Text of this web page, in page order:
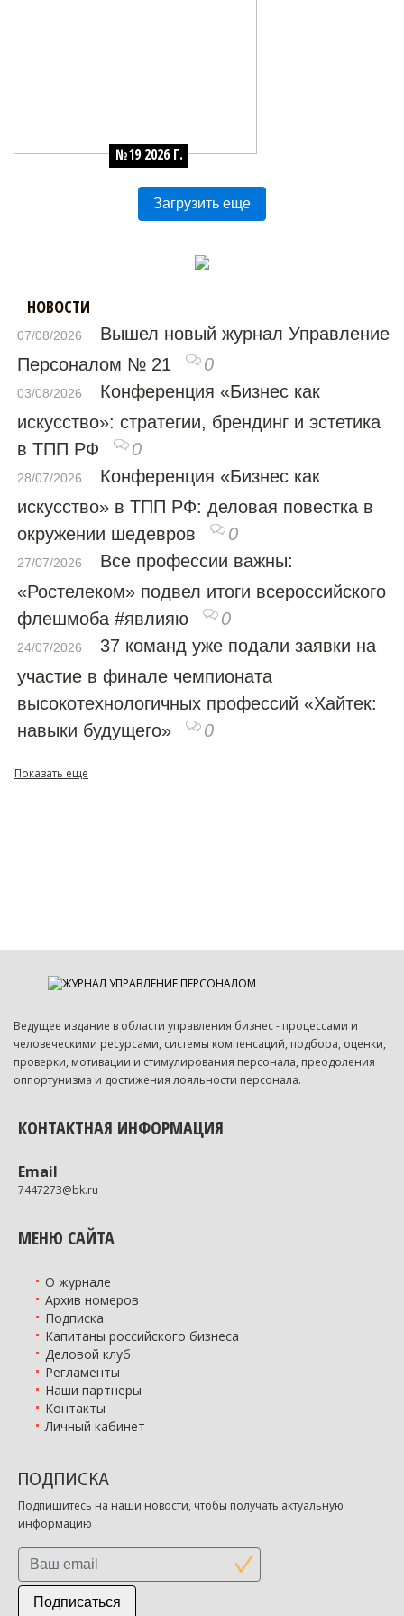
№19 2026 Г.
Загрузить еще
НОВОСТИ
07/08/2026
Вышел новый журнал Управление
Персоналом № 21
0
03/08/2026
Конференция «Бизнес как
искусство»: стратегии, брендинг и эстетика
в ТПП РФ
0
28/07/2026
Конференция «Бизнес как
искусство» в ТПП РФ: деловая повестка в
окружении шедевров
0
27/07/2026
Все профессии важны:
«Ростелеком» подвел итоги всероссийского
флешмоба #явлияю
0
24/07/2026
37 команд уже подали заявки на
участие в финале чемпионата
высокотехнологичных профессий «Хайтек:
навыки будущего»
0
Показать еще
Ведущее издание в области управления бизнес - процессами и
человеческими ресурсами, системы компенсаций, подбора, оценки,
проверки, мотивации и стимулирования персонала, преодоления
оппортунизма и достижения лояльности персонала.
КОНТАКТНАЯ ИНФОРМАЦИЯ
Email
7447273@bk.ru
МЕНЮ САЙТА
О журнале
Архив номеров
Подписка
Капитаны российского бизнеса
Деловой клуб
Регламенты
Наши партнеры
Контакты
Личный кабинет
ПОДПИСКА
Подпишитесь на наши новости, чтобы получать актуальную
информацию
Подписаться